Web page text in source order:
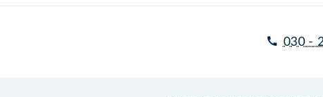
030 -